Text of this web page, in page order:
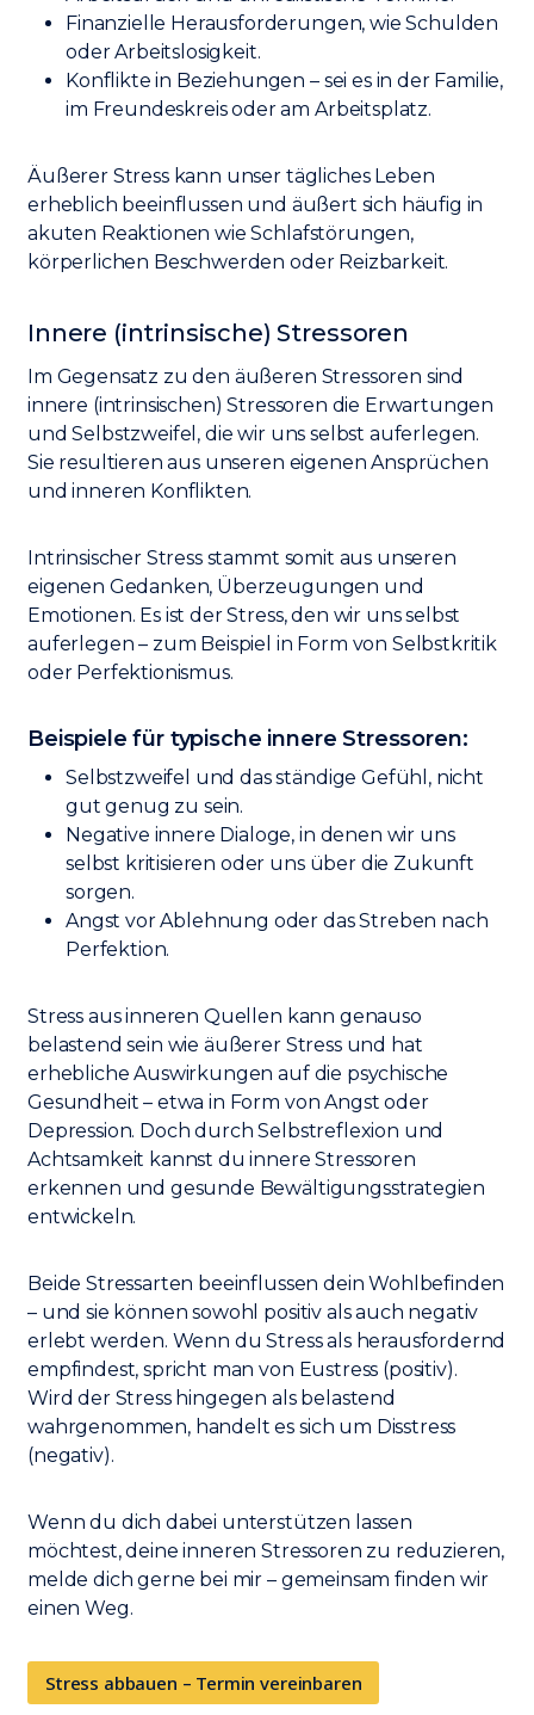
Finanzielle Herausforderungen, wie Schulden
oder Arbeitslosigkeit.
Konflikte in Beziehungen – sei es in der Familie,
im Freundeskreis oder am Arbeitsplatz.
Äußerer Stress kann unser tägliches Leben
erheblich beeinflussen und äußert sich häufig in
akuten Reaktionen wie Schlafstörungen,
körperlichen Beschwerden oder Reizbarkeit.
Innere (intrinsische) Stressoren
Im Gegensatz zu den äußeren Stressoren sind
innere (intrinsischen) Stressoren die Erwartungen
und Selbstzweifel, die wir uns selbst auferlegen.
Sie resultieren aus unseren eigenen Ansprüchen
und inneren Konflikten.
Intrinsischer Stress stammt somit aus unseren
eigenen Gedanken, Überzeugungen und
Emotionen. Es ist der Stress, den wir uns selbst
auferlegen – zum Beispiel in Form von Selbstkritik
oder Perfektionismus.
Beispiele für typische innere Stressoren:
Selbstzweifel und das ständige Gefühl, nicht
gut genug zu sein.
Negative innere Dialoge, in denen wir uns
selbst kritisieren oder uns über die Zukunft
sorgen.
Angst vor Ablehnung oder das Streben nach
Perfektion.
Stress aus inneren Quellen kann genauso
belastend sein wie äußerer Stress und hat
erhebliche Auswirkungen auf die psychische
Gesundheit – etwa in Form von Angst oder
Depression. Doch durch Selbstreflexion und
Achtsamkeit kannst du innere Stressoren
erkennen und gesunde Bewältigungsstrategien
entwickeln.
Beide Stressarten beeinflussen dein Wohlbefinden
– und sie können sowohl positiv als auch negativ
erlebt werden. Wenn du Stress als herausfordernd
empfindest, spricht man von Eustress (positiv).
Wird der Stress hingegen als belastend
wahrgenommen, handelt es sich um Disstress
(negativ).
Wenn du dich dabei unterstützen lassen
möchtest, deine inneren Stressoren zu reduzieren,
melde dich gerne bei mir – gemeinsam finden wir
einen Weg.
Stress abbauen – Termin vereinbaren